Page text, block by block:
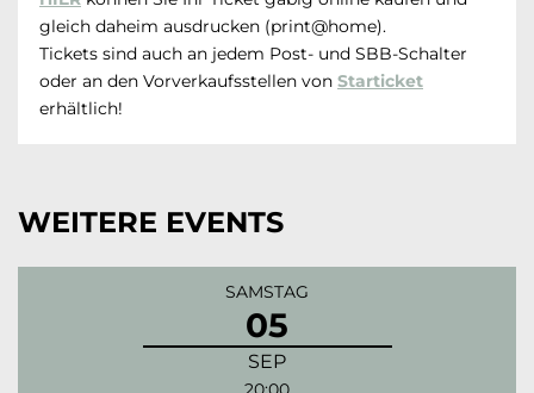
gleich daheim ausdrucken (print@home).
Tickets sind auch an jedem Post- und SBB-Schalter
oder an den Vorverkaufsstellen von Starticket
erhältlich!
WEITERE EVENTS
SAMSTAG
05
SEP